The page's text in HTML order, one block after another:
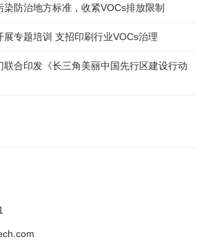
染防治地方标准，收紧VOCs排放限制
展专题培训 支招印刷行业VOCs治理
联合印发《长三角美丽中国先行区建设行动